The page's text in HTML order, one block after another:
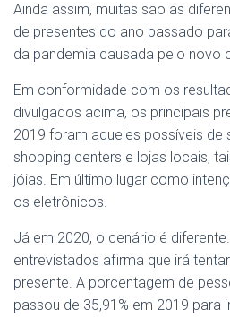
Ainda assim, muitas são as
de presentes do ano passado
da pandemia causada pelo novo
Em conformidade com os
divulgados acima, os principais
2019 foram aqueles possíveis
shopping centers e lojas locais,
jóias. Em último lugar como
os eletrônicos.
Já em 2020, o cenário é
entrevistados afirma que irá
presente. A porcentagem de
passou de 35,91% em 2019 para